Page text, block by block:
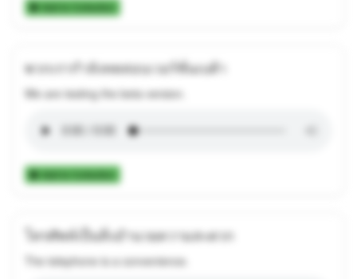
Add to Collection
พวกเรากำลังทดสอบเวอร์ชั่นเบต้า
We are testing the beta version.
Add to Collection
โทรศัพท์เป็นสิ่งอำนวยความสะดวก
The telephone is a convenience.